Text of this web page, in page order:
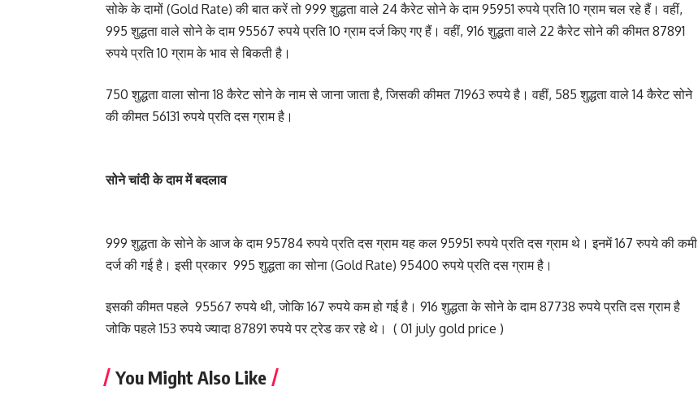
सोके के दामों (Gold Rate) की बात करें तो 999 शुद्धता वाले 24 कैरेट सोने के दाम 95951 रुपये प्रति 10 ग्राम चल रहे हैं। वहीं,
995 शुद्धता वाले सोने के दाम 95567 रुपये प्रति 10 ग्राम दर्ज किए गए हैं। वहीं, 916 शुद्धता वाले 22 कैरेट सोने की कीमत 87891
रुपये प्रति 10 ग्राम के भाव से बिकती है।
750 शुद्धता वाला सोना 18 कैरेट सोने के नाम से जाना जाता है, जिसकी कीमत 71963 रुपये है। वहीं, 585 शुद्धता वाले 14 कैरेट सोने
की कीमत 56131 रुपये प्रति दस ग्राम है।
सोने चांदी के दाम में बदलाव
999 शुद्धता के सोने के आज के दाम 95784 रुपये प्रति दस ग्राम यह कल 95951 रुपये प्रति दस ग्राम थे। इनमें 167 रुपये की कमी
दर्ज की गई है। इसी प्रकार 995 शुद्धता का सोना (Gold Rate) 95400 रुपये प्रति दस ग्राम है।
इसकी कीमत पहले 95567 रुपये थी, जोकि 167 रुपये कम हो गई है। 916 शुद्धता के सोने के दाम 87738 रुपये प्रति दस ग्राम है
जोकि पहले 153 रुपये ज्यादा 87891 रुपये पर ट्रेड कर रहे थे। ( 01 july gold price )
You Might Also Like